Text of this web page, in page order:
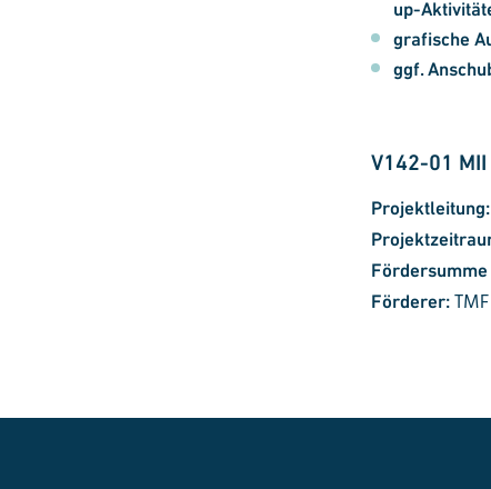
up-
grafische
ggf.
V142-01
Projektleitung:
Fördersumme
Förderer: